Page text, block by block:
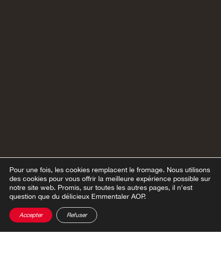
Pour une fois, les cookies remplacent le fromage. Nous utilisons
des cookies pour vous offrir la meilleure expérience possible sur
notre site web. Promis, sur toutes les autres pages, il n'est
question que du délicieux Emmentaler AOP.
Accepter Refuser